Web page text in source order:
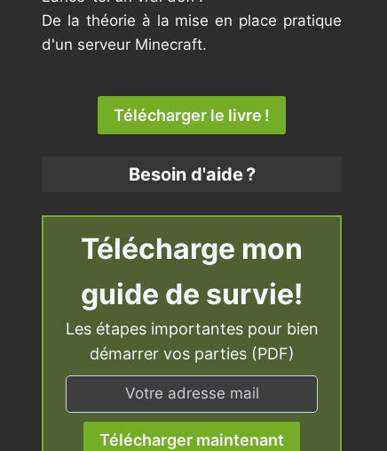
De la théorie à la mise en place pratique
d'un serveur Minecraft.
Télécharger le livre !
Besoin d'aide ?
Télécharge mon
guide de survie!
Les étapes importantes pour bien
démarrer vos parties (PDF)
Télécharger maintenant